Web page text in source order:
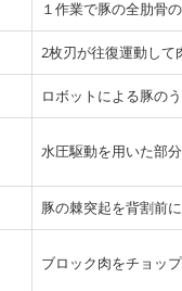
１作業で豚の全肋骨
2枚刃が往復運動して
ロボットによる豚の
水圧駆動を用いた部
豚の棘突起を背割前
ブロック肉をチョッ